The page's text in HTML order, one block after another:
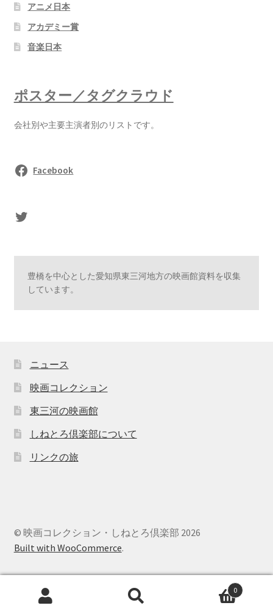
アニメ日本
アカデミー賞
音楽日本
ポスター／タグクラウド
会社別や主要主演者別のリストです。
Facebook
sasaki's Twitter
豊橋を中心とした愛知県東三河地方の映画館資料を収集
しています。
ニュース
映画コレクション
東三河の映画館
しねとろ倶楽部について
リンクの旅
© 映画コレクション・しねとろ倶楽部 2026
Built with WooCommerce.
0